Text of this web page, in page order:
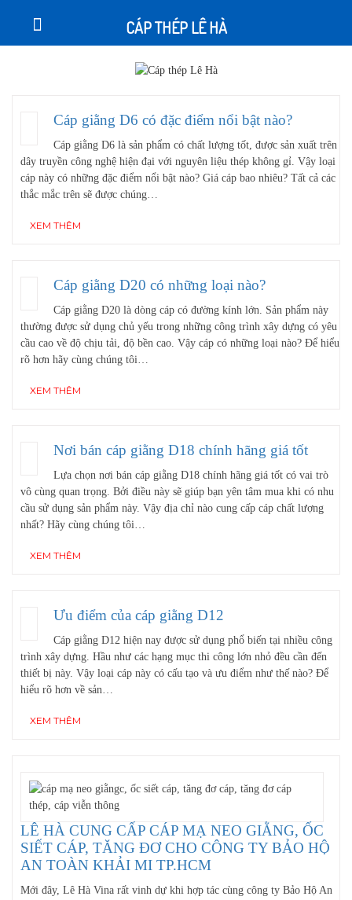
Cáp giằng D6 có đặc điểm nổi bật nào?
Cáp giằng D6 là sản phẩm có chất lượng tốt, được sản xuất trên
dây truyền công nghệ hiện đại với nguyên liệu thép không gỉ. Vậy loại
cáp này có những đặc điểm nổi bật nào? Giá cáp bao nhiêu? Tất cả các
thắc mắc trên sẽ được chúng…
XEM THÊM
Cáp giằng D20 có những loại nào?
Cáp giằng D20 là dòng cáp có đường kính lớn. Sản phẩm này
thường được sử dụng chủ yếu trong những công trình xây dựng có yêu
cầu cao về độ chịu tải, độ bền cao. Vậy cáp có những loại nào? Để hiểu
rõ hơn hãy cùng chúng tôi…
XEM THÊM
Nơi bán cáp giằng D18 chính hãng giá tốt
Lựa chọn nơi bán cáp giằng D18 chính hãng giá tốt có vai trò
vô cùng quan trọng. Bởi điều này sẽ giúp bạn yên tâm mua khi có nhu
cầu sử dụng sản phẩm này. Vậy địa chỉ nào cung cấp cáp chất lượng
nhất? Hãy cùng chúng tôi…
XEM THÊM
Ưu điểm của cáp giằng D12
Cáp giằng D12 hiện nay được sử dụng phổ biến tại nhiều công
trình xây dựng. Hầu như các hạng mục thi công lớn nhỏ đều cần đến
thiết bị này. Vậy loại cáp này có cấu tạo và ưu điểm như thế nào? Để
hiểu rõ hơn về sản…
XEM THÊM
LÊ HÀ CUNG CẤP CÁP MẠ NEO GIẰNG, ỐC
SIẾT CÁP, TĂNG ĐƠ CHO CÔNG TY BẢO HỘ
AN TOÀN KHẢI MI TP.HCM
Mới đây, Lê Hà Vina rất vinh dự khi hợp tác cùng công ty Bảo Hộ An
CÁP THÉP LÊ HÀ